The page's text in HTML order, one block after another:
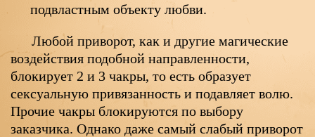
подвластным объекту любви.
Любой приворот, как и другие магические
воздействия подобной направленности,
блокирует 2 и 3 чакры, то есть образует
сексуальную привязанность и подавляет волю.
Прочие чакры блокируются по выбору
заказчика. Однако даже самый слабый приворот